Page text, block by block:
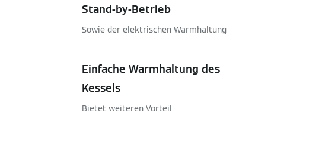
Stand-by-Betrieb
Sowie der elektrischen Warmhaltung
Einfache Warmhaltung des
Kessels
Bietet weiteren Vorteil